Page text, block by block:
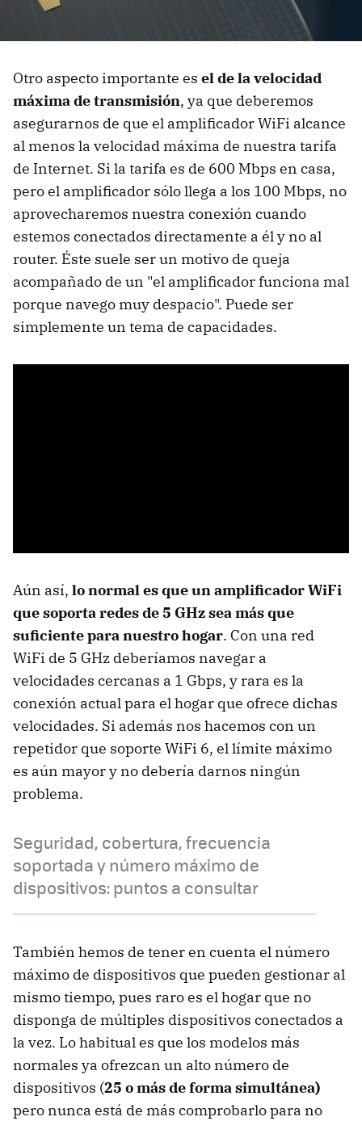
Otro aspecto importante es el de la velocidad
máxima de transmisión, ya que deberemos
asegurarnos de que el amplificador WiFi alcance
al menos la velocidad máxima de nuestra tarifa
de Internet. Si la tarifa es de 600 Mbps en casa,
pero el amplificador sólo llega a los 100 Mbps, no
aprovecharemos nuestra conexión cuando
estemos conectados directamente a él y no al
router. Éste suele ser un motivo de queja
acompañado de un "el amplificador funciona mal
porque navego muy despacio". Puede ser
simplemente un tema de capacidades.
Aún así, lo normal es que un amplificador WiFi
que soporta redes de 5 GHz sea más que
suficiente para nuestro hogar. Con una red
WiFi de 5 GHz deberíamos navegar a
velocidades cercanas a 1 Gbps, y rara es la
conexión actual para el hogar que ofrece dichas
velocidades. Si además nos hacemos con un
repetidor que soporte WiFi 6, el límite máximo
es aún mayor y no debería darnos ningún
problema.
Seguridad, cobertura, frecuencia
soportada y número máximo de
dispositivos: puntos a consultar
También hemos de tener en cuenta el número
máximo de dispositivos que pueden gestionar al
mismo tiempo, pues raro es el hogar que no
disponga de múltiples dispositivos conectados a
la vez. Lo habitual es que los modelos más
normales ya ofrezcan un alto número de
dispositivos (25 o más de forma simultánea)
pero nunca está de más comprobarlo para no